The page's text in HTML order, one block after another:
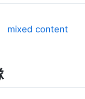
mixed content